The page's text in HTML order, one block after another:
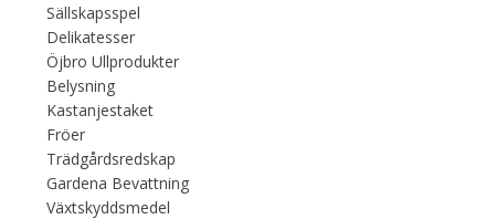
Sällskapsspel
Delikatesser
Öjbro Ullprodukter
Belysning
Kastanjestaket
Fröer
Trädgårdsredskap
Gardena Bevattning
Växtskyddsmedel